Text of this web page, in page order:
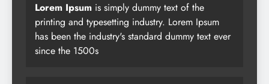
Lorem Ipsum is simply dummy text of the
printing and typesetting industry. Lorem Ipsum
has been the industry's standard dummy text ever
since the 1500s